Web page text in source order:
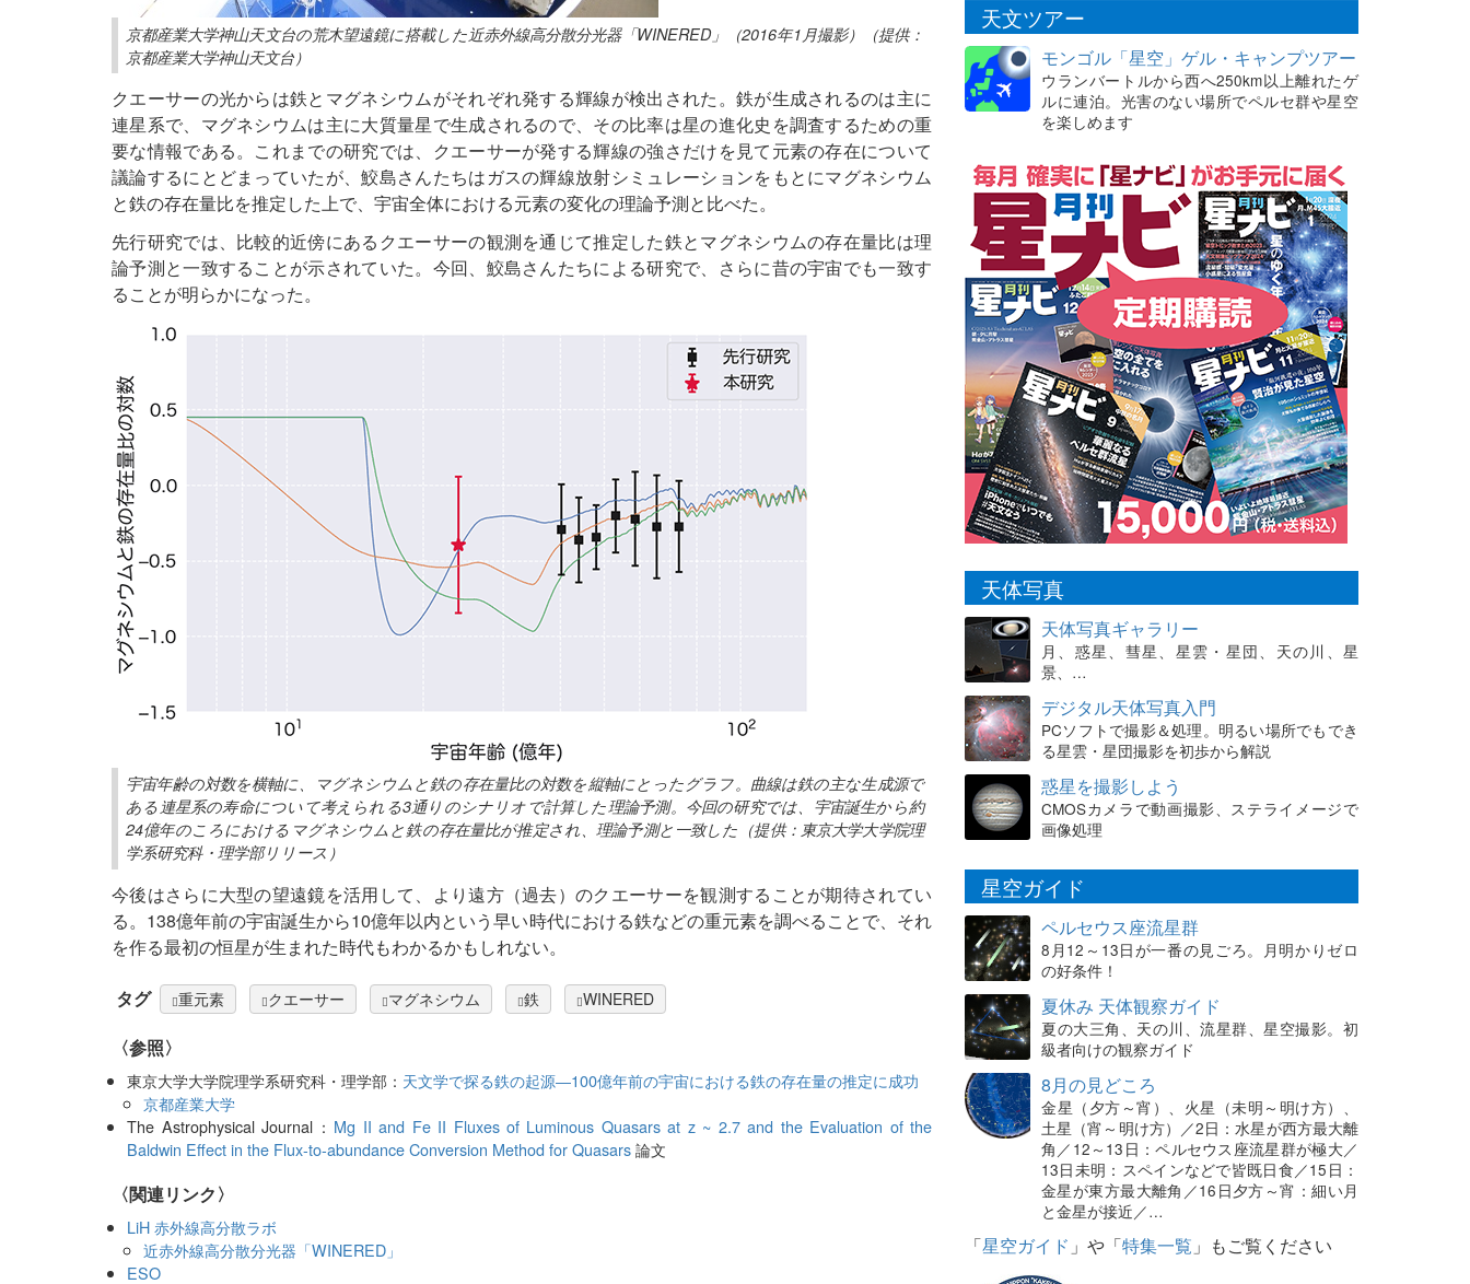
京都産業大学神山天文台の荒木望遠鏡に搭載した近赤外線高分散分光器「WINERED」（2016年1月撮影）（提供：
京都産業大学神山天文台）
クエーサーの光からは鉄とマグネシウムがそれぞれ発する輝線が検出された。鉄が生成されるのは主に
連星系で、マグネシウムは主に大質量星で生成されるので、その比率は星の進化史を調査するための重
要な情報である。これまでの研究では、クエーサーが発する輝線の強さだけを見て元素の存在について
議論するにとどまっていたが、鮫島さんたちはガスの輝線放射シミュレーションをもとにマグネシウム
と鉄の存在量比を推定した上で、宇宙全体における元素の変化の理論予測と比べた。
先行研究では、比較的近傍にあるクエーサーの観測を通じて推定した鉄とマグネシウムの存在量比は理
論予測と一致することが示されていた。今回、鮫島さんたちによる研究で、さらに昔の宇宙でも一致す
ることが明らかになった。
宇宙年齢の対数を横軸に、マグネシウムと鉄の存在量比の対数を縦軸にとったグラフ。曲線は鉄の主な生成源で
ある連星系の寿命について考えられる3通りのシナリオで計算した理論予測。今回の研究では、宇宙誕生から約
24億年のころにおけるマグネシウムと鉄の存在量比が推定され、理論予測と一致した（提供：東京大学大学院理
学系研究科・理学部リリース）
今後はさらに大型の望遠鏡を活用して、より遠方（過去）のクエーサーを観測することが期待されてい
る。138億年前の宇宙誕生から10億年以内という早い時代における鉄などの重元素を調べることで、それ
を作る最初の恒星が生まれた時代もわかるかもしれない。
タグ 重元素 クエーサー マグネシウム 鉄 WINERED
〈参照〉
東京大学大学院理学系研究科・理学部： 天文学で探る鉄の起源―100億年前の宇宙における鉄の存在量の推定に成功
京都産業大学
The Astrophysical Journal： Mg II and Fe II Fluxes of Luminous Quasars at z ~ 2.7 and the Evaluation of the
Baldwin Effect in the Flux-to-abundance Conversion Method for Quasars論文
〈関連リンク〉
LiH 赤外線高分散ラボ
近赤外線高分散分光器「WINERED」
ESO
天文ツアー
モンゴル「星空」ゲル・キャンプツアー
ウランバートルから西へ250km以上離れたゲ
ルに連泊。光害のない場所でペルセ群や星空
を楽しめます
天体写真
天体写真ギャラリー
月、惑星、彗星、星雲・星団、天の川、星
景、…
デジタル天体写真入門
PCソフトで撮影＆処理。明るい場所でもでき
る星雲・星団撮影を初歩から解説
惑星を撮影しよう
CMOSカメラで動画撮影、ステライメージで
画像処理
星空ガイド
ペルセウス座流星群
8月12～13日が一番の見ごろ。月明かりゼロ
の好条件！
夏休み 天体観察ガイド
夏の大三角、天の川、流星群、星空撮影。初
級者向けの観察ガイド
8月の見どころ
金星（夕方～宵）、火星（未明～明け方）、
土星（宵～明け方）／2日：水星が西方最大離
角／12～13日：ペルセウス座流星群が極大／
13日未明：スペインなどで皆既日食／15日：
金星が東方最大離角／16日夕方～宵：細い月
と金星が接近／…
「星空ガイド 」や「特集一覧 」もご覧ください